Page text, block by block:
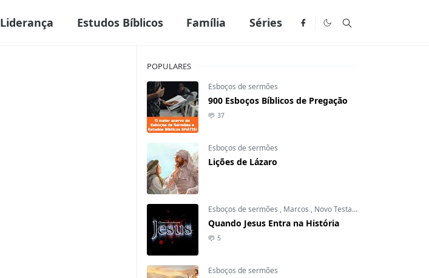
Liderança Estudos Bíblicos Família Séries
POPULARES
Esboços de sermões
900 Esboços Bíblicos de Pregação
37
Esboços de sermões
Lições de Lázaro
Esboços de sermões , Marcos , Novo Testamento
Quando Jesus Entra na História
5
Esboços de sermões